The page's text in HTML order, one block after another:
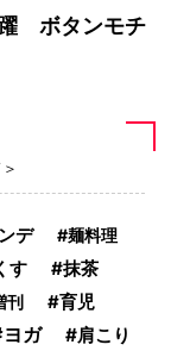
躍 ボタンモチ
デ 麺料理
す 抹茶
刊 育児
ヨガ 肩こり